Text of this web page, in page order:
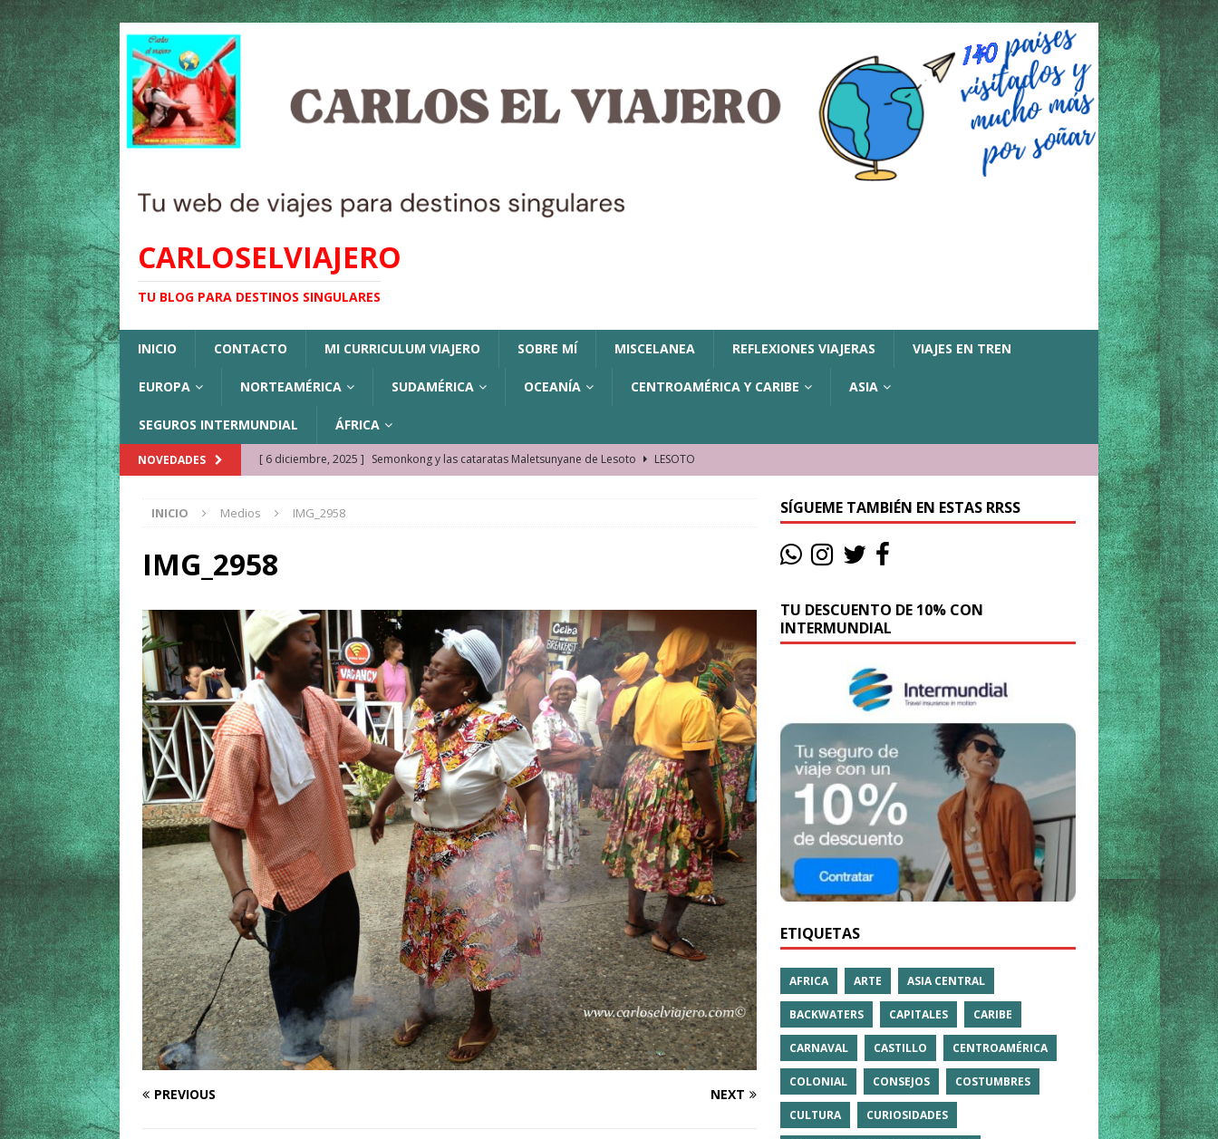
CARLOSELVIAJERO
TU BLOG PARA DESTINOS SINGULARES
INICIO CONTACTO MI CURRICULUM VIAJERO SOBRE MÍ MISCELANEA REFLEXIONES VIAJERAS VIAJES EN TREN
EUROPA NORTEAMÉRICA SUDAMÉRICA OCEANÍA CENTROAMÉRICA Y CARIBE ASIA
SEGUROS INTERMUNDIAL ÁFRICA
NOVEDADES [ 6 diciembre, 2025 ] Semonkong y las cataratas Maletsunyane de Lesoto
LESOTO
KAZAJISTÁN
[ 22 noviembre, 2025 ]
[ 9 octubre, 2025 ] JAMAICA. La historia de la misteriosa avioneta de la playa
JAMAICA
[ 27 septiembre, 2025 ] Cómo moverse en Seychelles de manera sostenible
SEYCHELLES
[ 3 agosto, 2025 ] Qué ver en Manama. La capital de Baréin
BARÉIN
[ 15 marzo, 2026 ] Ela Nguema. El barrio más castizo de Malabo GUINEA ECUATORIAL
INICIO Medios IMG_2958
IMG_2958
PREVIOUS NEXT
SÍGUEME TAMBIÉN EN ESTAS RRSS
TU DESCUENTO DE 10% CON
INTERMUNDIAL
ETIQUETAS
AFRICA ARTE ASIA CENTRAL
BACKWATERS CAPITALES CARIBE
CARNAVAL CASTILLO CENTROAMÉRICA
COLONIAL CONSEJOS COSTUMBRES
CULTURA CURIOSIDADES